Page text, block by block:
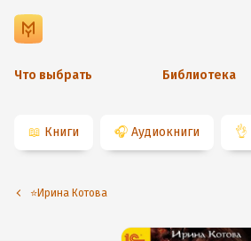
Что выбрать Библиотека
📖 Книги 🎧 Аудиокниги 👌
⭐️Ирина Котова